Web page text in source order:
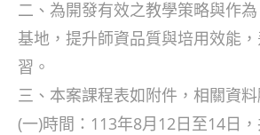
二、為開發有效之教學策略與作
基地，提升師資品質與培用效能
習。
三、本案課程表如附件，相關資料
(一)時間：113年8月12日至14日